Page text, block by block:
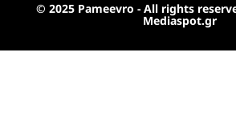
© 2025 Pameevro - All rights
Mediaspot.gr